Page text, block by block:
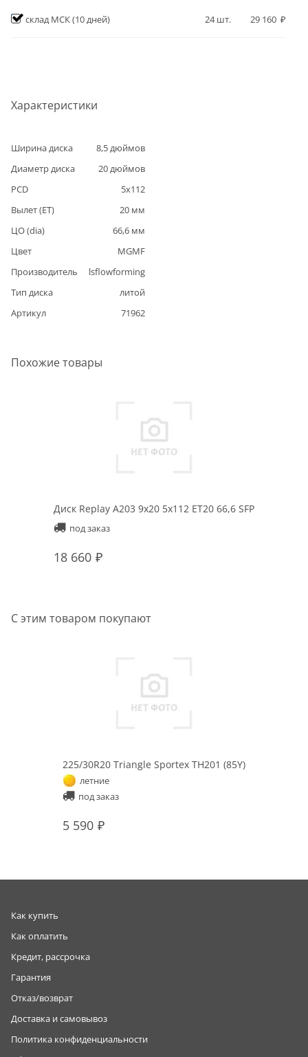
Характеристики
Ширина диска 8,5дюймов
Диаметр диска
20дюймов
PCD
5x112
Вылет (ET)
20 мм
ЦО (dia)
66,6 мм
Цвет
MGMF
Производитель
lsflowforming
Тип диска
литой
Артикул
71962
склад МСК(10 дней) 24шт. 29 160
Похожие товары
Диск Replay A203 9x20 5x112 ET20 66,6 SFP
под заказ
18 660
С этим товаром покупают
225/30R20 Triangle Sportex TH201 (85Y)
летние
под заказ
5 590
Как купить
Как оплатить
Кредит, рассрочка
Гарантия
Отказ/возврат
Доставка и самовывоз
Политика конфиденциальности